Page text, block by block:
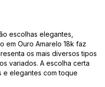
escolhas elegantes,
em Ouro Amarelo 18k faz
os mais diversos tipos
variados. A escolha certa
e elegantes com toque